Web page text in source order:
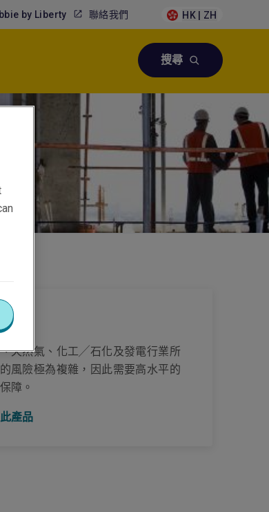
聯絡我們
by Liberty HK | ZH
搜尋
天然氣、化工╱石化及發電行業所
風險極為複雜，因此需要高水平的
障。
產品